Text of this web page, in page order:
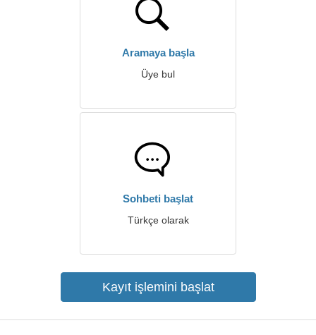
Aramaya başla
Üye bul
Sohbeti başlat
Türkçe olarak
Kayıt işlemini başlat